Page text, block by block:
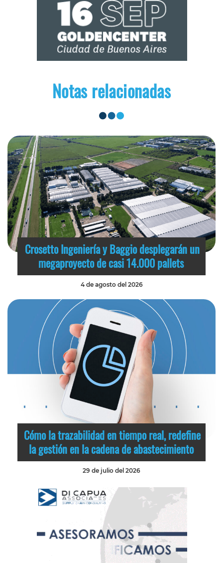
Notas relacionadas
Crosetto Ingeniería y Baggio desplegarán un
megaproyecto de casi 14.000 pallets
4 de agosto del 2026
Cómo la trazabilidad en tiempo real, redefine
la gestión en la cadena de abastecimiento
29 de julio del 2026